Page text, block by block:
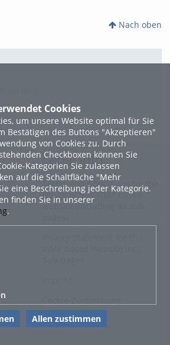
Cookies
um unsere Website optimal für Sie
Bestätigen des Buttons "Akzeptieren"
von Cookies zu. Durch
Checkboxen können Sie
Kategorien Sie zulassen
auf die Schaltfläche "Mehr
eine Beschreibung jeder Kategorie.
finden Sie in unserer
.
Allen zustimmen
Nach oben
Blogs
Legal Info
Terms and Conditions for the
Usage of this ViMP based
website (including all sub-